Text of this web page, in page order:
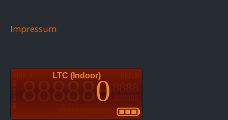
Impressum